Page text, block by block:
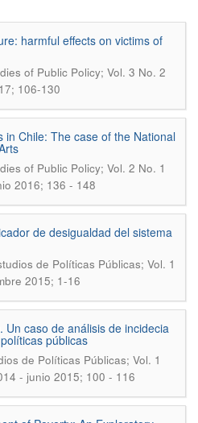
harmful effects on victims of
of Public Policy; Vol. 3 No. 2
106-130
in Chile: The case of the National
of Public Policy; Vol. 2 No. 1
2016; 136 - 148
de desigualdad del sistema
de Políticas Públicas; Vol. 1
2015; 1-16
Un caso de análisis de incidecia
públicas
de Políticas Públicas; Vol. 1
- junio 2015; 100 - 116